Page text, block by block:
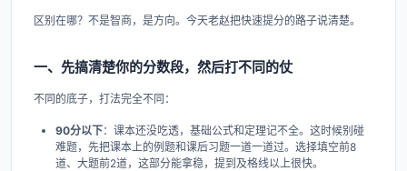
区别在哪？不是智商，是方向。今天老赵把快速提分的路子说清楚。
一、先搞清楚你的分数段，然后打不同的仗
不同的底子，打法完全不同：
90分以下：课本还没吃透，基础公式和定理记不全。这时候别碰
难题，先把课本上的例题和课后习题一道一道过。选择填空前8
道、大题前2道，这部分能拿稳，提到及格线以上很快。